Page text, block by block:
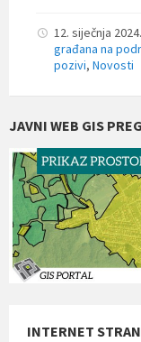
12. siječnja 2024.
građana na
pozivi, Novosti
JAVNI WEB GIS
INTERNET